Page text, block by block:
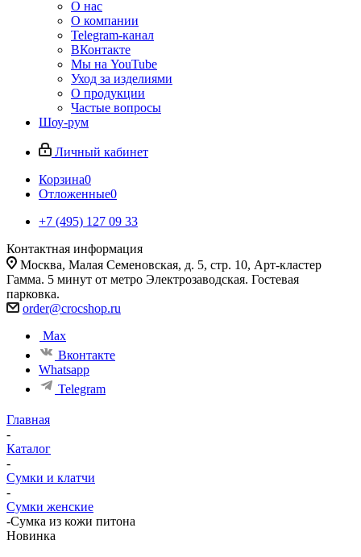
О нас
О компании
Telegram-канал
ВКонтакте
Мы на YouTube
Уход за изделиями
О продукции
Частые вопросы
Шоу-рум
Личный кабинет
Корзина0
Отложенные0
+7 (495) 127 09 33
Контактная информация
Москва, Малая Семеновская, д. 5, стр. 10, Арт-кластер
Гамма. 5 минут от метро Электрозаводская. Гостевая
парковка.
order@crocshop.ru
Max
Вконтакте
Whatsapp
Telegram
Главная
-
Каталог
-
Сумки и клатчи
-
Сумки женские
-Сумка из кожи питона
Новинка